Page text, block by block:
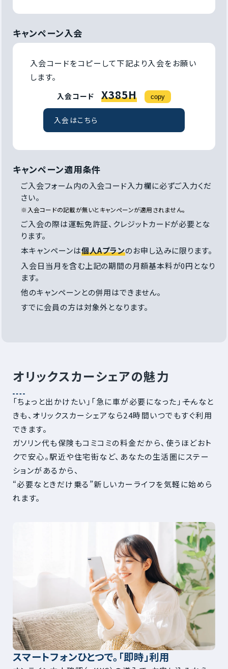
キャンペーン入会
入会コードをコピーして下記より入会をお願い
します。
入会コードX385H copy
入会はこちら
キャンペーン適用条件
ご入会フォーム内の入会コード入力欄に必ずご入力くだ
さい。
※入会コードの記載が無いとキャンペーンが適用されません。
ご入会の際は運転免許証、クレジットカードが必要とな
ります。
本キャンペーンは個人Aプランのお申し込みに限ります。
入会日当月を含む上記の期間の月額基本料が0円となり
ます。
他のキャンペーンとの併用はできません。
すでに会員の方は対象外となります。
オリックスカーシェアの魅力
「ちょっと出かけたい」「急に車が必要になった」――そんなと
きも、オリックスカーシェアなら24時間いつでもすぐ利用
できます。
ガソリン代も保険もコミコミの料金だから、使うほどおト
クで安心。駅近や住宅街など、あなたの生活圏にステー
ションがあるから、
“必要なときだけ乗る”新しいカーライフを気軽に始めら
れます。
スマートフォンひとつで。「即時」利用